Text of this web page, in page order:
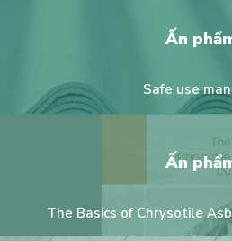
Ấn
Safe use
Ấn
The Basics of Chrysotile